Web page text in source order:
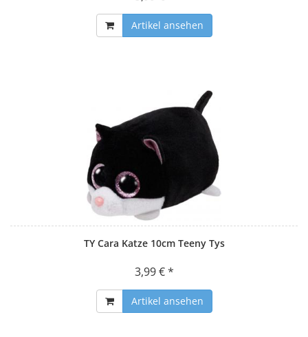
Artikel ansehen
TY Cara Katze 10cm Teeny Tys
3,99 € *
Artikel ansehen